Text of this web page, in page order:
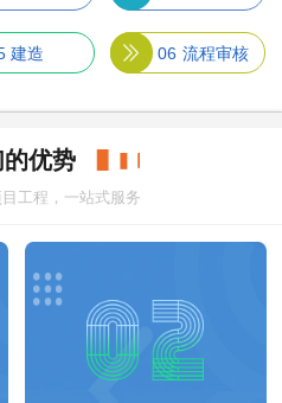
建造 06 流程审核
优势
工程，一站式服务